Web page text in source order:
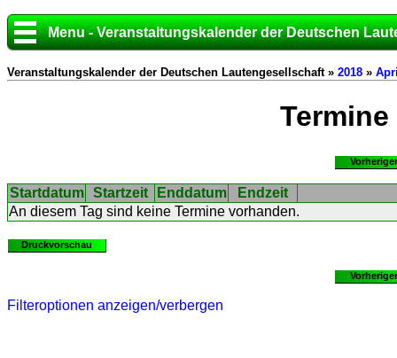
Menu - Veranstaltungskalender der Deutschen
Veranstaltungskalender der Deutschen Lautengesellschaft » 2018 »
Termine
Startdatum Startzeit Enddatum
Endzeit
An diesem Tag sind keine Termine vorhanden.
Druckvorschau
Filteroptionen anzeigen/verbergen